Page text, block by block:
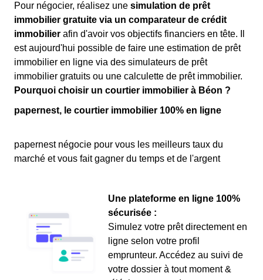
Pour négocier, réalisez une simulation de prêt
immobilier gratuite via un comparateur de crédit
immobilier afin d'avoir vos objectifs financiers en tête. Il
est aujourd'hui possible de faire une estimation de prêt
immobilier en ligne via des simulateurs de prêt
immobilier gratuits ou une calculette de prêt immobilier.
Pourquoi choisir un courtier immobilier à Béon ?
papernest, le courtier immobilier 100% en ligne
papernest négocie pour vous les meilleurs taux du
marché et vous fait gagner du temps et de l'argent
Une plateforme en ligne 100%
sécurisée :
Simulez votre prêt directement en
ligne selon votre profil
emprunteur. Accédez au suivi de
votre dossier à tout moment &